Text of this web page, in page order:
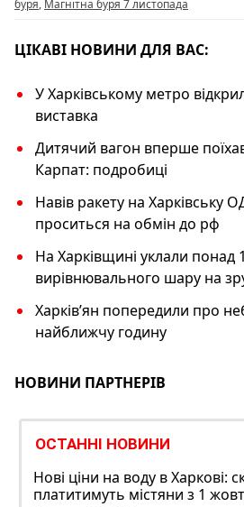
o
k
p
буря, Магнітна буря 7 листопада
ЦІКАВІ НОВИНИ ДЛЯ ВАС:
У Харківському метро
виставка
Дитячий вагон вперше
Карпат: подробиці
Навів ракету на Харківську
проситься на обмін до рф
На Харківщині уклали понад
вирівнювального шару на
Харків’ян попередили про
найближчу годину
НОВИНИ ПАРТНЕРІВ
ОСТАННІ НОВИНИ
Нові ціни на воду в Харкові:
платитимуть містяни з 1